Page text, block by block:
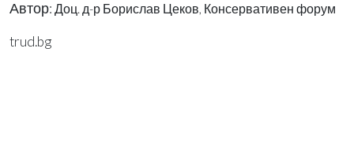
Автор: Доц. д-р Борислав Цеков, Консервативен форум
trud.bg